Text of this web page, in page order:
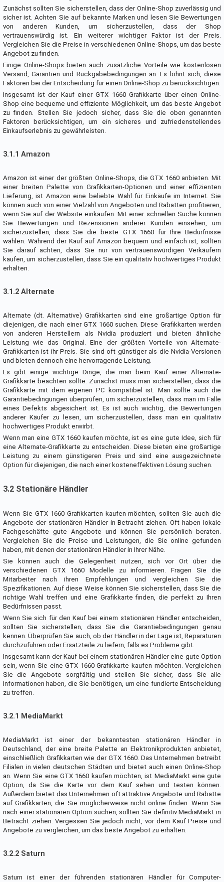
Zunächst sollten Sie sicherstellen, dass der Online-Shop zuverlässig und
sicher ist. Achten Sie auf bekannte Marken und lesen Sie Bewertungen
von anderen Kunden, um sicherzustellen, dass der Shop
vertrauenswürdig ist. Ein weiterer wichtiger Faktor ist der Preis.
Vergleichen Sie die Preise in verschiedenen Online-Shops, um das beste
Angebot zu finden.
Einige Online-Shops bieten auch zusätzliche Vorteile wie kostenlosen
Versand, Garantien und Rückgabebedingungen an. Es lohnt sich, diese
Faktoren bei der Entscheidung für einen Online-Shop zu berücksichtigen.
Insgesamt ist der Kauf einer GTX 1660 Grafikkarte über einen Online-
Shop eine bequeme und effiziente Möglichkeit, um das beste Angebot
zu finden. Stellen Sie jedoch sicher, dass Sie die oben genannten
Faktoren berücksichtigen, um ein sicheres und zufriedenstellendes
Einkaufserlebnis zu gewährleisten.
3.1.1 Amazon
Amazon ist einer der größten Online-Shops, die GTX 1660 anbieten. Mit
einer breiten Palette von Grafikkarten-Optionen und einer effizienten
Lieferung, ist Amazon eine beliebte Wahl für Einkäufe im Internet. Sie
können auch von einer Vielzahl von Angeboten und Rabatten profitieren,
wenn Sie auf der Website einkaufen. Mit einer schnellen Suche können
Sie Bewertungen und Rezensionen anderer Kunden einsehen, um
sicherzustellen, dass Sie die beste GTX 1660 für Ihre Bedürfnisse
wählen. Während der Kauf auf Amazon bequem und einfach ist, sollten
Sie darauf achten, dass Sie nur von vertrauenswürdigen Verkäufern
kaufen, um sicherzustellen, dass Sie ein qualitativ hochwertiges Produkt
erhalten.
3.1.2 Alternate
Alternate (dt. Alternative) Grafikkarten sind eine großartige Option für
diejenigen, die nach einer GTX 1660 suchen. Diese Grafikkarten werden
von anderen Herstellern als Nvidia produziert und bieten ähnliche
Leistung wie das Original. Eine der größten Vorteile von Alternate-
Grafikkarten ist ihr Preis. Sie sind oft günstiger als die Nvidia-Versionen
und bieten dennoch eine hervorragende Leistung.
Es gibt einige wichtige Dinge, die man beim Kauf einer Alternate-
Grafikkarte beachten sollte. Zunächst muss man sicherstellen, dass die
Grafikkarte mit dem eigenen PC kompatibel ist. Man sollte auch die
Garantiebedingungen überprüfen, um sicherzustellen, dass man im Falle
eines Defekts abgesichert ist. Es ist auch wichtig, die Bewertungen
anderer Käufer zu lesen, um sicherzustellen, dass man ein qualitativ
hochwertiges Produkt erwirbt.
Wenn man eine GTX 1660 kaufen möchte, ist es eine gute Idee, sich für
eine Alternate-Grafikkarte zu entscheiden. Diese bieten eine großartige
Leistung zu einem günstigeren Preis und sind eine ausgezeichnete
Option für diejenigen, die nach einer kosteneffektiven Lösung suchen.
3.2 Stationäre Händler
Wenn Sie GTX 1660 Grafikkarten kaufen möchten, sollten Sie auch die
Angebote der stationären Händler in Betracht ziehen. Oft haben lokale
Fachgeschäfte gute Angebote und können Sie persönlich beraten.
Vergleichen Sie die Preise und Leistungen, die Sie online gefunden
haben, mit denen der stationären Händler in Ihrer Nähe.
Sie können auch die Gelegenheit nutzen, sich vor Ort über die
verschiedenen GTX 1660 Modelle zu informieren. Fragen Sie die
Mitarbeiter nach ihren Empfehlungen und vergleichen Sie die
Spezifikationen. Auf diese Weise können Sie sicherstellen, dass Sie die
richtige Wahl treffen und eine Grafikkarte finden, die perfekt zu Ihren
Bedürfnissen passt.
Wenn Sie sich für den Kauf bei einem stationären Händler entscheiden,
sollten Sie sicherstellen, dass Sie die Garantiebedingungen genau
kennen. Überprüfen Sie auch, ob der Händler in der Lage ist, Reparaturen
durchzuführen oder Ersatzteile zu liefern, falls es Probleme gibt.
Insgesamt kann der Kauf bei einem stationären Händler eine gute Option
sein, wenn Sie eine GTX 1660 Grafikkarte kaufen möchten. Vergleichen
Sie die Angebote sorgfältig und stellen Sie sicher, dass Sie alle
Informationen haben, die Sie benötigen, um eine fundierte Entscheidung
zu treffen.
3.2.1 MediaMarkt
MediaMarkt ist einer der bekanntesten stationären Händler in
Deutschland, der eine breite Palette an Elektronikprodukten anbietet,
einschließlich Grafikkarten wie der GTX 1660. Das Unternehmen betreibt
Filialen in vielen deutschen Städten und bietet auch einen Online-Shop
an. Wenn Sie eine GTX 1660 kaufen möchten, ist MediaMarkt eine gute
Option, da Sie die Karte vor dem Kauf sehen und testen können.
Außerdem bietet das Unternehmen oft attraktive Angebote und Rabatte
auf Grafikkarten, die Sie möglicherweise nicht online finden. Wenn Sie
nach einer stationären Option suchen, sollten Sie definitiv MediaMarkt in
Betracht ziehen. Vergessen Sie jedoch nicht, vor dem Kauf Preise und
Angebote zu vergleichen, um das beste Angebot zu erhalten.
3.2.2 Saturn
Saturn ist einer der führenden stationären Händler für Computer-